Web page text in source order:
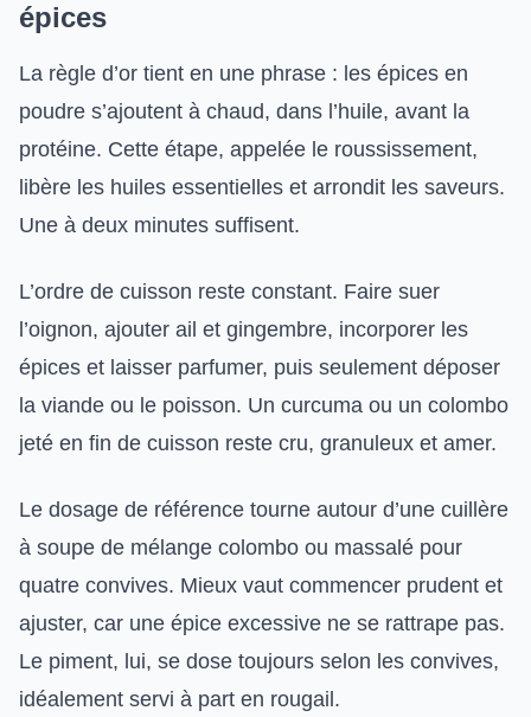
épices
La règle d’or tient en une phrase : les épices en
poudre s’ajoutent à chaud, dans l’huile, avant la
protéine. Cette étape, appelée le roussissement,
libère les huiles essentielles et arrondit les saveurs.
Une à deux minutes suffisent.
L’ordre de cuisson reste constant. Faire suer
l’oignon, ajouter ail et gingembre, incorporer les
épices et laisser parfumer, puis seulement déposer
la viande ou le poisson. Un curcuma ou un colombo
jeté en fin de cuisson reste cru, granuleux et amer.
Le dosage de référence tourne autour d’une cuillère
à soupe de mélange colombo ou massalé pour
quatre convives. Mieux vaut commencer prudent et
ajuster, car une épice excessive ne se rattrape pas.
Le piment, lui, se dose toujours selon les convives,
idéalement servi à part en rougail.